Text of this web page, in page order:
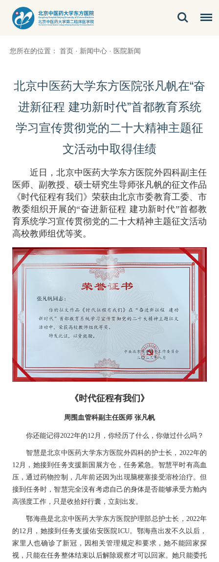
您所在的位置： 首页 · 新闻中心 · 医院新闻
北京中医药大学东方医院张凡帆在“奋
进新征程 建功新时代”首都教育系统
学习宣传贯彻党的二十大精神主题征
文活动中取得佳绩
近日，北京中医药大学东方医院外四科副主任
医师、副教授、硕士研究生导师张凡帆的征文作品
《时代征程有我们》荣获由北京市委教育工委、市
教委组织开展的“奋进新征程 建功新时代”首都教
育系统学习宣传贯彻党的二十大精神主题征文活动
高校教师组优等奖。
《时代征程有我们》
周围血管科副主任医师 张凡帆
你还能记得2022年的12月，你经历了什么，你做过什么吗？
智慧是北京中医药大学东方医院外四科的护士长，2022年的
12月，她接到任务支援新国展方仓，任务紧急。智慧平时有高血
压 ，通过药物控制，几年前还因为出现脑梗塞接受溶栓治疗。但
接到任务时，智慧完全没有考虑自己的身体是否能够承受方舱内
高强度工作，只是收拾好行囊，立刻出发。
鄂海燕是北京中医药大学东方医院护理部总护士长，2022年
的12月，她接到任务支援佑安医院ICU。鄂海燕出发不久以后，
家里人也确诊了新冠，因相关管理规定和要求，她不能回家探
视，只能在任务整体结束以后解除观察才可以回家。她只能委托